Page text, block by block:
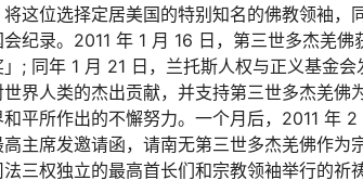
这位选择定居美国的特别知名的佛教领袖，
纪录。2011 年 1 月 16 日，第三世多杰羌
; 同年 1 月 21 日，兰托斯人权与正义基金
界人类的杰出贡献，并支持第三世多杰羌佛
平所作出的不懈努力。一个月后，2011 年
主席发邀请函，请南无第三世多杰羌佛作为
三权独立的最高首长们和宗教领袖举行的祈